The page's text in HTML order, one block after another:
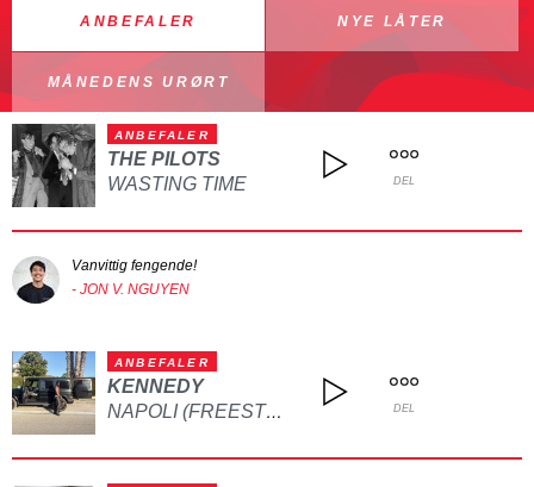
ANBEFALER NYE LÅTER
MÅNEDENS URØRT
ANBEFALER
THE PILOTS
WASTING TIME
DEL
Vanvittig fengende!
- JON V. NGUYEN
ANBEFALER
KENNEDY
NAPOLI (FREESTYLE) DEL